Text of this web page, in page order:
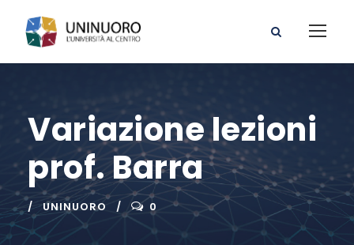
Variazione lezioni
prof. Barra
UNINUORO 0